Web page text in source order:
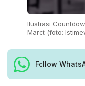
Ilustrasi
Maret (foto:
Follow